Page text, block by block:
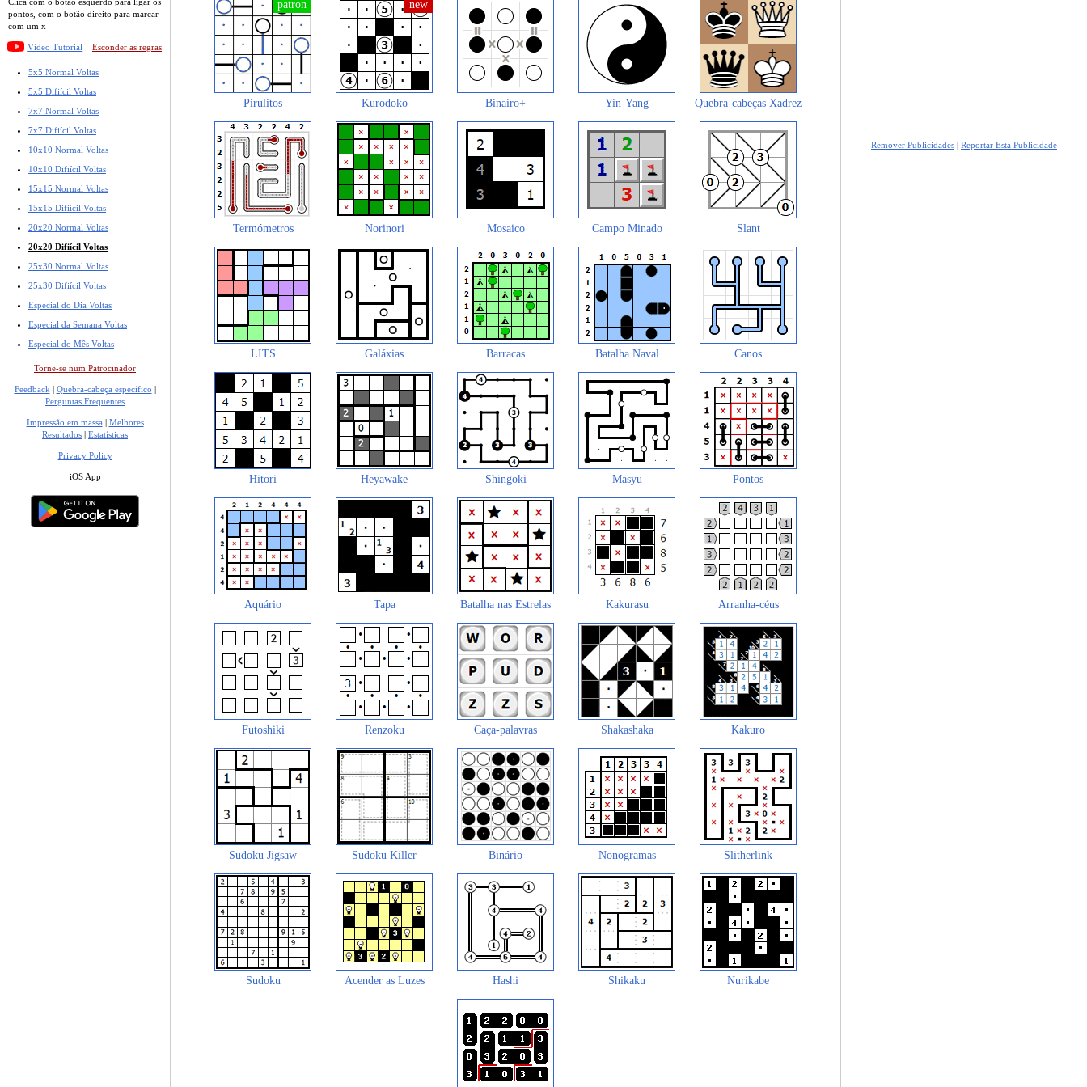
pontos, com o botão direito para marcar
com um x
Vídeo Tutorial Esconder as regras
5x5 Normal Voltas
5x5 Difiícil Voltas
7x7 Normal Voltas
7x7 Difiícil Voltas
10x10 Normal Voltas
10x10 Difiícil Voltas
15x15 Normal Voltas
15x15 Difiícil Voltas
20x20 Normal Voltas
20x20 Difiícil Voltas
25x30 Normal Voltas
25x30 Difiícil Voltas
Especial do Dia Voltas
Especial da Semana Voltas
Especial do Mês Voltas
Torne-se num Patrocinador
Feedback | Quebra-cabeça específico |
Perguntas Frequentes
Impressão em massa | Melhores
Resultados | Estatísticas
Privacy Policy
iOS App
Pirulitos Kurodoko Binairo+ Yin-Yang Quebra-cabeças Xadrez
Termómetros Norinori Mosaico Campo Minado Slant
LITS Galáxias Barracas Batalha Naval Canos
Hitori Heyawake Shingoki Masyu Pontos
Aquário Tapa Batalha nas Estrelas Kakurasu Arranha-céus
Futoshiki Renzoku Caça-palavras Shakashaka Kakuro
Sudoku Jigsaw Sudoku Killer Binário Nonogramas Slitherlink
Sudoku Acender as Luzes Hashi Shikaku Nurikabe
Remover Publicidades | Reportar Esta Publicidade